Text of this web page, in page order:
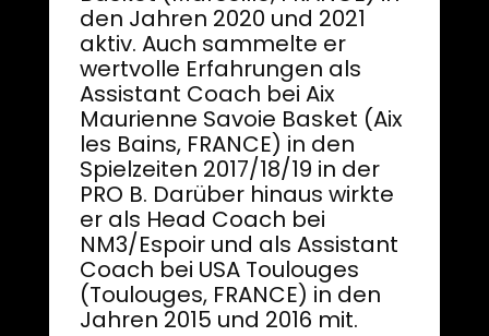
den Jahren 2020 und 2021
aktiv. Auch sammelte er
wertvolle Erfahrungen als
Assistant Coach bei Aix
Maurienne Savoie Basket (Aix
les Bains, FRANCE) in den
Spielzeiten 2017/18/19 in der
PRO B. Darüber hinaus wirkte
er als Head Coach bei
NM3/Espoir und als Assistant
Coach bei USA Toulouges
(Toulouges, FRANCE) in den
Jahren 2015 und 2016 mit.